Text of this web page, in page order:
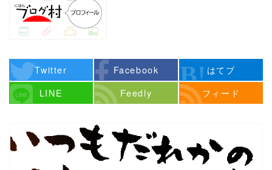
Twitter Facebook
はてブ
LINE
Feedly フィード